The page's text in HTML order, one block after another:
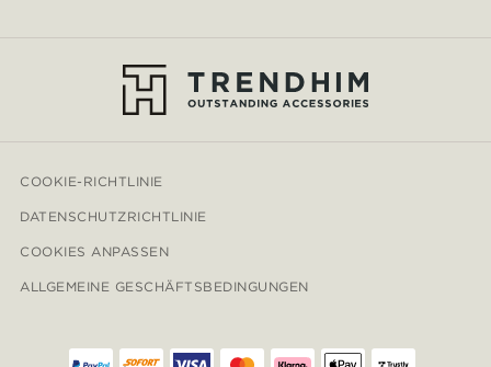
COOKIE-RICHTLINIE
DATENSCHUTZRICHTLINIE
COOKIES ANPASSEN
ALLGEMEINE GESCHÄFTSBEDINGUNGEN